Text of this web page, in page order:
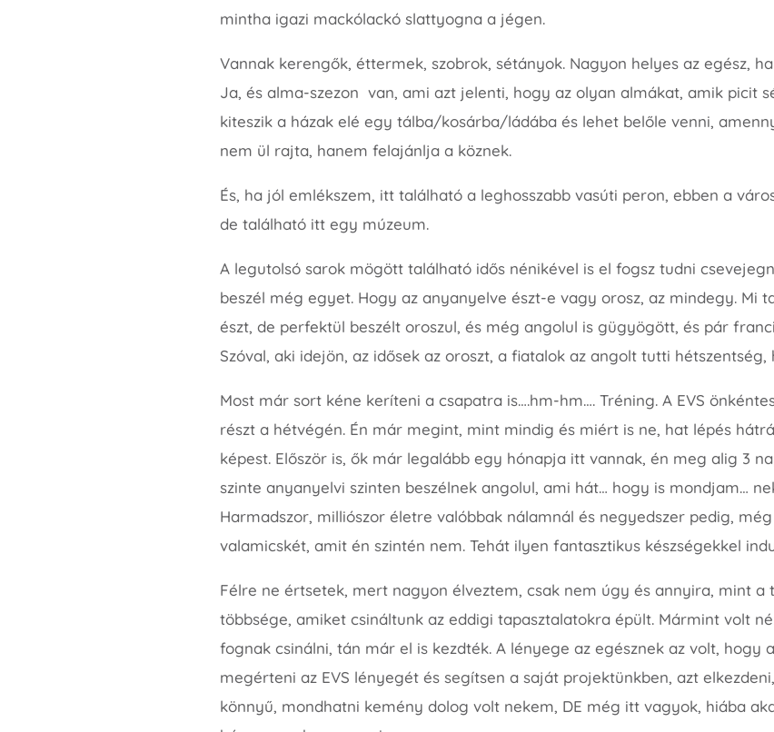
mintha igazi mackólackó slattyogna a jégen.
Vannak kerengők, éttermek, szobrok, sétányok. Nagyon helyes az egész,
Ja, és alma-szezon van, ami azt jelenti, hogy az olyan almákat, amik picit
kiteszik a házak elé egy tálba/kosárba/ládába és lehet belőle venni,
nem ül rajta, hanem felajánlja a köznek.
És, ha jól emlékszem, itt található a leghosszabb vasúti peron, ebben a
de található itt egy múzeum.
A legutolsó sarok mögött található idős nénikével is el fogsz tudni
beszél még egyet. Hogy az anyanyelve észt-e vagy orosz, az mindegy. Mi
észt, de perfektül beszélt oroszul, és még angolul is gügyögött, és pár
Szóval, aki idejön, az idősek az oroszt, a fiatalok az angolt tutti
Most már sort kéne keríteni a csapatra is….hm-hm…. Tréning. A EVS
részt a hétvégén. Én már megint, mint mindig és miért is ne, hat lépés
képest. Először is, ők már legalább egy hónapja itt vannak, én meg alig 3
szinte anyanyelvi szinten beszélnek angolul, ami hát… hogy is mondjam…
Harmadszor, milliószor életre valóbbak nálamnál és negyedszer pedig,
valamicskét, amit én szintén nem. Tehát ilyen fantasztikus készségekkel
Félre ne értsetek, mert nagyon élveztem, csak nem úgy és annyira, mint a
többsége, amiket csináltunk az eddigi tapasztalatokra épült. Mármint volt
fognak csinálni, tán már el is kezdték. A lényege az egésznek az volt, hogy
megérteni az EVS lényegét és segítsen a saját projektünkben, azt
könnyű, mondhatni kemény dolog volt nekem, DE még itt vagyok, hiába